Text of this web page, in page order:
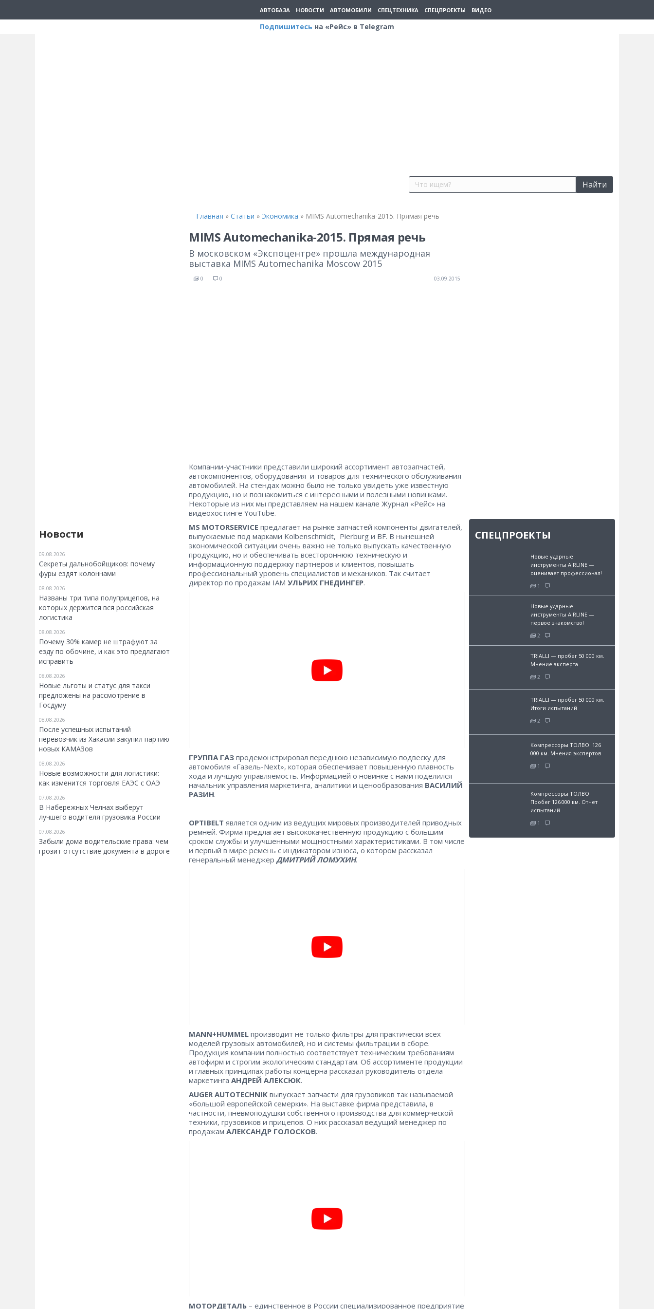
АВТОБАЗА НОВОСТИ АВТОМОБИЛИ СПЕЦТЕХНИКА СПЕЦПРОЕКТЫ ВИДЕО
Подпишитесь на «Рейс» в Telegram
Найти
Новости
09.08.2026
Секреты дальнобойщиков: почему
фуры ездят колоннами
08.08.2026
Названы три типа полуприцепов, на
которых держится вся российская
логистика
08.08.2026
Почему 30% камер не штрафуют за
езду по обочине, и как это предлагают
исправить
08.08.2026
Новые льготы и статус для такси
предложены на рассмотрение в
Госдуму
08.08.2026
После успешных испытаний
перевозчик из Хакасии закупил партию
новых КАМАЗов
08.08.2026
Новые возможности для логистики:
как изменится торговля ЕАЭС с ОАЭ
07.08.2026
В Набережных Челнах выберут
лучшего водителя грузовика России
07.08.2026
Забыли дома водительские права: чем
грозит отсутствие документа в дороге
Главная » Статьи » Экономика » MIMS Automechanika-2015. Прямая речь
MIMS Automechanika-2015. Прямая речь
В московском «Экспоцентре» прошла международная
выставка MIMS Automechanika Moscow 2015
0 0 03.09.2015
Компании-участники представили широкий ассортимент автозапчастей,
автокомпонентов, оборудования и товаров для технического обслуживания
автомобилей. На стендах можно было не только увидеть уже известную
продукцию, но и познакомиться с интересными и полезными новинками.
Некоторые из них мы представляем на нашем канале Журнал «Рейс» на
видеохостинге YouTube.
MS MOTORSERVICE предлагает на рынке запчастей компоненты двигателей,
выпускаемые под марками Kolbenschmidt, Pierburg и BF. В нынешней
экономической ситуации очень важно не только выпускать качественную
продукцию, но и обеспечивать всестороннюю техническую и
информационную поддержку партнеров и клиентов, повышать
профессиональный уровень специалистов и механиков. Так считает
директор по продажам IAM УЛЬРИХ ГНЕДИНГЕР.
ГРУППА ГАЗ продемонстрировал переднюю независимую подвеску для
автомобиля «Газель-Next», которая обеспечивает повышенную плавность
хода и лучшую управляемость. Информацией о новинке с нами поделился
начальник управления маркетинга, аналитики и ценообразования ВАСИЛИЙ
РАЗИН.
OPTIBELT является одним из ведущих мировых производителей приводных
ремней. Фирма предлагает высококачественную продукцию с большим
сроком службы и улучшенными мощностными характеристиками. В том числе
и первый в мире ремень с индикатором износа, о котором рассказал
генеральный менеджер ДМИТРИЙ ЛОМУХИН.
MANN+HUMMEL производит не только фильтры для практически всех
моделей грузовых автомобилей, но и системы фильтрации в сборе.
Продукция компании полностью соответствует техническим требованиям
автофирм и строгим экологическим стандартам. Об ассортименте продукции
и главных принципах работы концерна рассказал руководитель отдела
маркетинга АНДРЕЙ АЛЕКСЮК.
AUGER AUTOTECHNIK выпускает запчасти для грузовиков так называемой
«большой европейской семерки». На выставке фирма представила, в
частности, пневмоподушки собственного производства для коммерческой
техники, грузовиков и прицепов. О них рассказал ведущий менеджер по
продажам АЛЕКСАНДР ГОЛОСКОВ.
МОТОРДЕТАЛЬ – единственное в России специализированное предприятие
СПЕЦПРОЕКТЫ
Новые ударные
инструменты AIRLINE —
оценивает профессионал!
1
Новые ударные
инструменты AIRLINE —
первое знакомство!
2
TRIALLI — пробег 50 000 км.
Мнение эксперта
2
TRIALLI — пробег 50 000 км.
Итоги испытаний
2
Компрессоры ТОЛВО. 126
000 км. Мнения экспертов
1
Компрессоры ТОЛВО.
Пробег 126 000 км. Отчет
испытаний
1